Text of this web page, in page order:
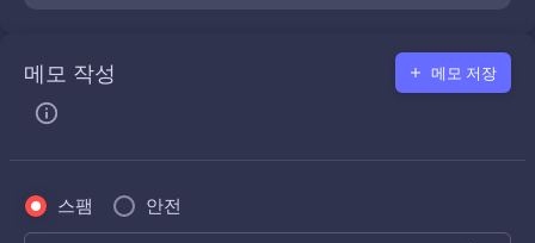
메모 작성 메모 저장
스팸 안전